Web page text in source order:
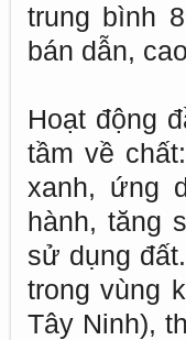
trung bình
bán dẫn,
Hoạt động
tầm về
xanh, ứng
hành, tăng
sử dụng
trong vùng
Tây Ninh),